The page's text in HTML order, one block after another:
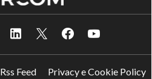
Rss Feed
Privacy e Cookie Policy